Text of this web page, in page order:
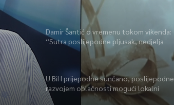
Damir Šantić o vremenu tokom vikenda:
“Sutra poslijepodne pljusak, nedjelja
lijepa” (video)
U BiH prijepodne sunčano, poslijepodne
razvojem oblačnosti mogući lokalni
pljuskovi i grmljavina